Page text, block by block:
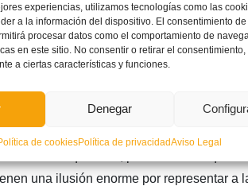
experiencias, utilizamos tecnologías como las
a la información del dispositivo. El consentimiento de
procesar datos como el comportamiento de
en este sitio. No consentir o retirar el consentimiento,
a ciertas características y funciones.
Denegar
de cookiesPolítica de privacidadAviso Legal
de tus palabras…
además de ser una buena
que los rivales en la grada, que eso
de los aficionados, y tratar de que el fin de
y una olla a presión que repercuta ya
del equipo para que pongamos toda la
será el que será, pero al menos que se
una ilusión enorme por representar a